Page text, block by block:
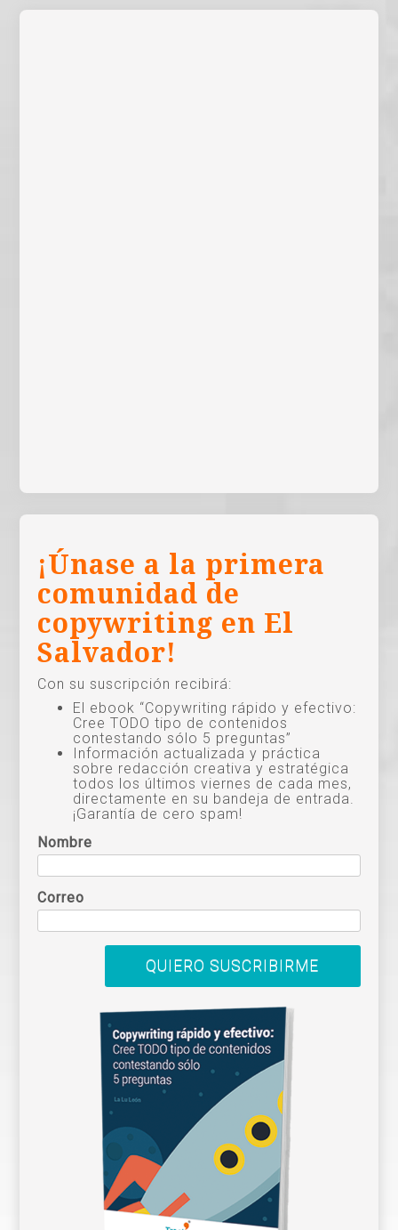
¡Únase a la primera
comunidad de
copywriting en El
Salvador!
Con su suscripción recibirá:
El ebook “Copywriting rápido y efectivo:
Cree TODO tipo de contenidos
contestando sólo 5 preguntas”
Información actualizada y práctica
sobre redacción creativa y estratégica
todos los últimos viernes de cada mes,
directamente en su bandeja de entrada.
¡Garantía de cero spam!
Nombre
Correo